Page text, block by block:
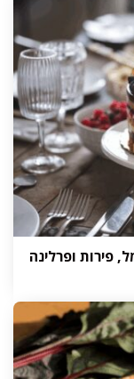
פירות ופרלינה